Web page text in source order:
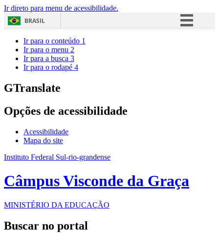
Ir direto para menu de acessibilidade.
BRASIL
Ir para o conteúdo 1
Ir para o menu 2
Ir para a busca 3
Ir para o rodapé 4
GTranslate
Opções de acessibilidade
Acessibilidade
Mapa do site
Instituto Federal Sul-rio-grandense
Câmpus Visconde da Graça
MINISTÉRIO DA EDUCAÇÃO
Buscar no portal